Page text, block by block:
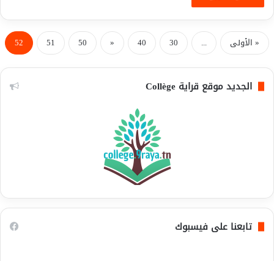
« الأولى ...
30
40
«
50
51
52
الجديد موقع قراية Collège
تابعنا على فيسبوك